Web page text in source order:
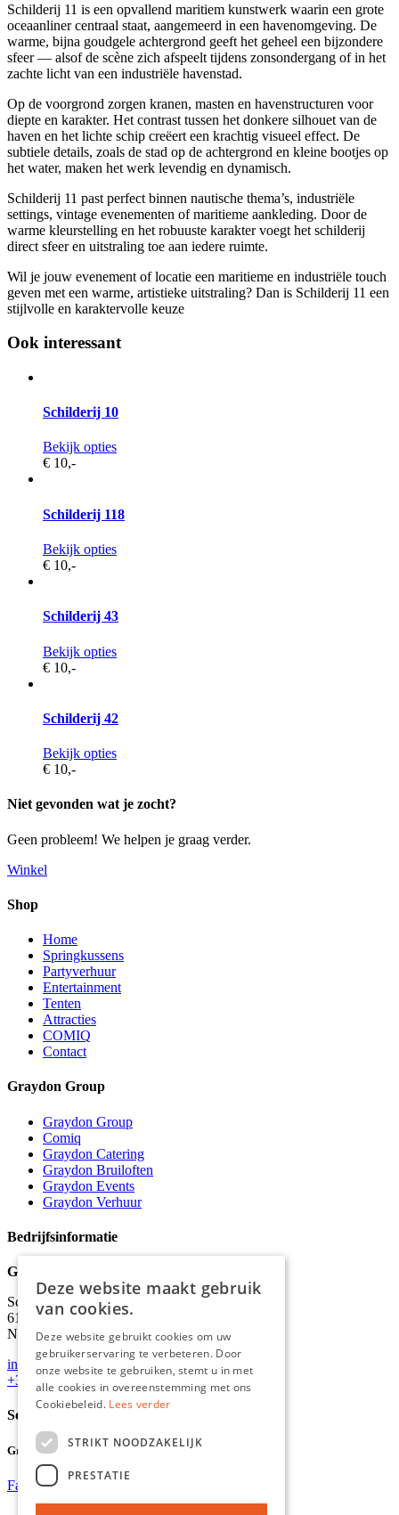
Schilderij 11 is een opvallend maritiem kunstwerk waarin een grote
oceaanliner centraal staat, aangemeerd in een havenomgeving. De
warme, bijna goudgele achtergrond geeft het geheel een bijzondere
sfeer — alsof de scène zich afspeelt tijdens zonsondergang of in het
zachte licht van een industriële havenstad.
Op de voorgrond zorgen kranen, masten en havenstructuren voor
diepte en karakter. Het contrast tussen het donkere silhouet van de
haven en het lichte schip creëert een krachtig visueel effect. De
subtiele details, zoals de stad op de achtergrond en kleine bootjes op
het water, maken het werk levendig en dynamisch.
Schilderij 11 past perfect binnen nautische thema’s, industriële
settings, vintage evenementen of maritieme aankleding. Door de
warme kleurstelling en het robuuste karakter voegt het schilderij
direct sfeer en uitstraling toe aan iedere ruimte.
Wil je jouw evenement of locatie een maritieme en industriële touch
geven met een warme, artistieke uitstraling? Dan is Schilderij 11 een
stijlvolle en karaktervolle keuze
Ook interessant
Schilderij 10
Bekijk opties
€ 10,-
Schilderij 118
Bekijk opties
€ 10,-
Schilderij 43
Bekijk opties
€ 10,-
Schilderij 42
Bekijk opties
€ 10,-
Niet gevonden wat je zocht?
Geen probleem! We helpen je graag verder.
Winkel
Shop
Home
Springkussens
Partyverhuur
Entertainment
Tenten
Attracties
COMIQ
Contact
Graydon Group
Graydon Group
Comiq
Graydon Catering
Graydon Bruiloften
Graydon Events
Graydon Verhuur
Bedrijfsinformatie
Graydon
Schineksstraat 11,
6171 AM Stein
Nederland
info@graydonevents.nl
+316 11435859
Social media
Graydon Events
Facebook
Deze website maakt gebruik
van cookies.
Deze website gebruikt cookies om uw
gebruikerservaring te verbeteren. Door
onze website te gebruiken, stemt u in met
alle cookies in overeenstemming met ons
Cookiebeleid. Lees verder
STRIKT NOODZAKELIJK
PRESTATIE